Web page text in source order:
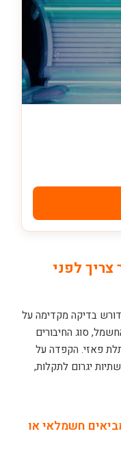
לפני
בדיקה מקדימה על
סוג החיבורים
פאזי. הקפדה על
יגרום לתקלות,
חשמלאי או